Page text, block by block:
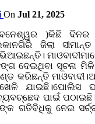
On Jul 21, 2025
)କିଛି
ଜିଲା
ଦେଇଥିବା ସୂଚନା
କରିଛନ୍ତି
ଯାଇଛି।ପୋଲିସ
ପାଇଁ
ଗତିବିଧିକୁ ନେଇ